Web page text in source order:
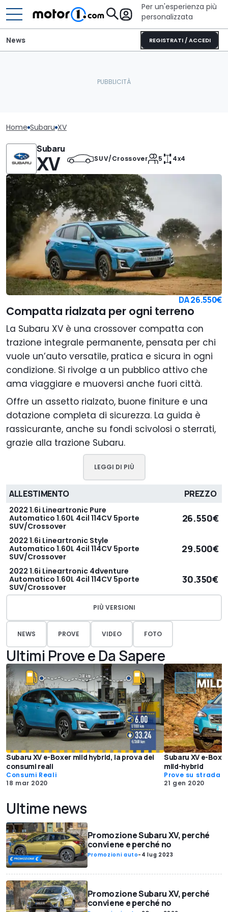
Per un'esperienza più
personalizzata
REGISTRATI / ACCEDI
News
Home Subaru XV
Subaru
XV SUV/Crossover 5 4x4
DA26.550€
Compatta rialzata per ogni terreno
La Subaru XV è una crossover compatta con
trazione integrale permanente, pensata per chi
vuole un’auto versatile, pratica e sicura in ogni
condizione. Si rivolge a un pubblico attivo che
ama viaggiare e muoversi anche fuori città.
Offre un assetto rialzato, buone finiture e una
dotazione completa di sicurezza. La guida è
rassicurante, anche su fondi scivolosi o sterrati,
grazie alla trazione Subaru.
LEGGI DI PIÙ
ALLESTIMENTO PREZZO
2022 1.6i Lineartronic Pure
Automatico 1.60L 4cil 114CV 5porte
SUV/Crossover
26.550€
2022 1.6i Lineartronic Style
Automatico 1.60L 4cil 114CV 5porte
SUV/Crossover
29.500€
2022 1.6i Lineartronic 4dventure
Automatico 1.60L 4cil 114CV 5porte
SUV/Crossover
30.350€
PIÙ VERSIONI
NEWS PROVE VIDEO FOTO
Ultimi Prove e Da Sapere
Subaru XV e-Boxer mild hybrid, la prova dei
consumi reali
Consumi Reali
18 mar 2020
Subaru XV e-
mild-hybrid
Prove su strada
21 gen 2020
Ultime news
Promozione Subaru XV, perché
conviene e perché no
Promozioni auto- 4 lug 2023
Promozione Subaru XV, perché
conviene e perché no